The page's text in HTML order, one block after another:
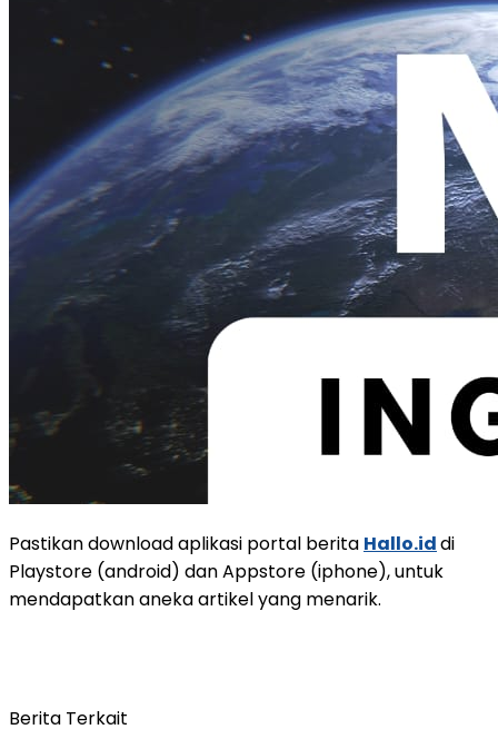
Pastikan download aplikasi portal berita Hallo.iddi
Playstore (android) dan Appstore (iphone), untuk
mendapatkan aneka artikel yang menarik.
Berita Terkait